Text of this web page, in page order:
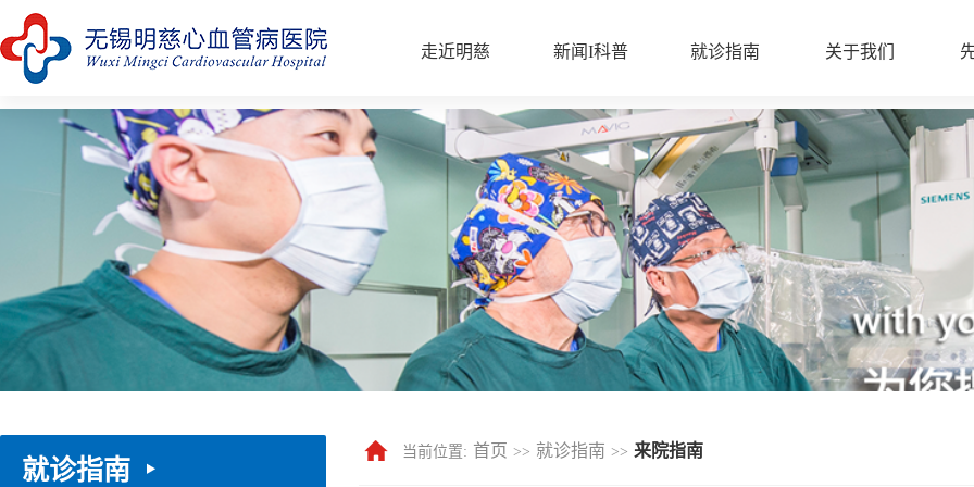
走近明慈 新闻I科普 就诊指南 关于我们
就诊指南
当前位置: 首页 >> 就诊指南 >> 来院指南